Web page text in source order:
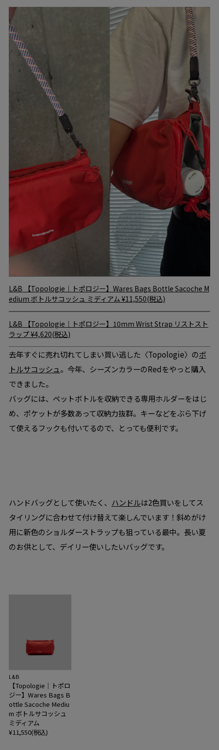
L&B
【Topologie｜トポロジー】Wares Bags Bottle Sacoche M
edium ボトルサコッシュ ミディアム ¥11,550(税込)
L&B
【Topologie｜トポロジー】10mm Wrist Strap リストスト
ラップ¥4,620(税込)
去年すぐに売れ切れてしまい買い逃した〈Topologie〉のボ
トルサコッシュ。今年、シーズンカラーのRedをやっと購入
できました。
バッグには、ペットボトルを収納できる専用ホルダーをはじ
め、ポケットが多数あって収納力抜群。キーなどをぶら下げ
て使えるフックも付いてるので、とっても便利です。
ハンドバッグとして使いたく、 ハンドルは2色買いをしてス
タイリングに合わせて付け替えて楽しんでいます！斜めがけ
用に新色のショルダーストラップも狙っている最中。長い夏
のお供として、デイリー使いしたいバッグです。
L&B
【Topologie｜トポロ
ジー】Wares Bags B
ottle Sacoche Mediu
m ボトルサコッシュ
ミディアム
¥11,550(税込)